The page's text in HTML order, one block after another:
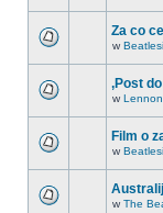
Za co
w
,Post
w Lennon
Film o
w
w The